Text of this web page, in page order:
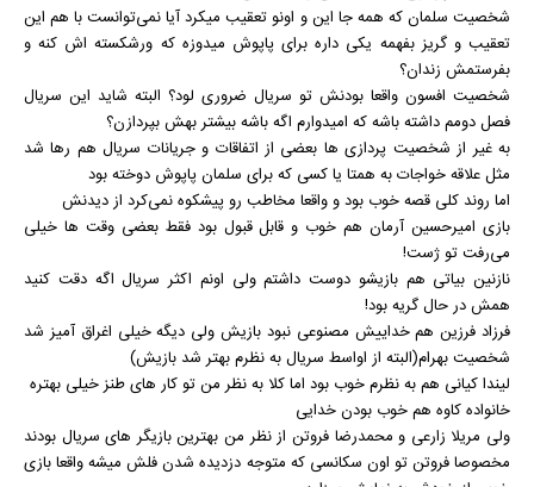
شخصیت سلمان که همه جا این و اونو تعقیب میکرد آیا نمی‌توانست با هم این
تعقیب و گریز بفهمه یکی داره برای پاپوش میدوزه که ورشکسته اش کنه و
بفرستمش زندان؟
شخصیت افسون واقعا بودنش تو سریال ضروری لود؟ البته شاید این سریال
فصل دومم داشته باشه که امیدوارم اگه باشه بیشتر بهش بپردازن؟
به غیر از شخصیت پردازی ها بعضی از اتفاقات و جریانات سریال هم رها شد
مثل علاقه خواجات به همتا یا کسی که برای سلمان پاپوش دوخته بود
اما روند کلی قصه خوب بود و واقعا مخاطب رو پیشکوه نمی‌کرد از دیدنش
بازی امیرحسین آرمان هم خوب و قابل قبول بود فقط بعضی وقت ها خیلی
می‌رفت تو ژست!
نازنین بیاتی هم بازیشو دوست داشتم ولی اونم اکثر سریال اگه دقت کنید
همش در حال گریه بود!
فرزاد فرزین هم خداییش مصنوعی نبود بازیش ولی دیگه خیلی اغراق آمیز شد
شخصیت بهرام(البته از اواسط سریال به نظرم بهتر شد بازیش)
لیندا کیانی هم به نظرم خوب بود اما کلا به نظر من تو کار های طنز خیلی بهتره
خانواده کاوه هم خوب بودن خدایی
ولی مریلا زارعی و محمدرضا فروتن از نظر من بهترین بازیگر های سریال بودند
مخصوصا فروتن تو اون سکانسی که متوجه دزدیده شدن فلش میشه واقعا بازی